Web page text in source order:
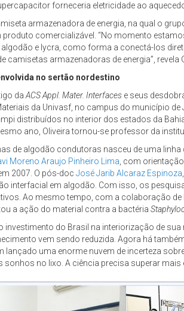
forneceria eletricidade ao
armazenadora de energia, na qual o
produto comercializável. “No momento
e lycra, como forma a conectá-los
camisetas armazenadoras de energia”, revela
no sertão nordestino
da ACS Appl. Mater. Interfaces e seus
da Univasf, no campus do município
distribuídos no interior dos estados da
ano, Oliveira tornou-se professor da
de algodão condutoras nasceu de uma
Moreno Araujo Pinheiro Lima , com
2007. O pós-doc José Jarib Alcaraz Espinoza
interfacial em algodão. Com isso, os
Ao mesmo tempo, com a colaboração de
a ação do material contra a bactéria
investimento do Brasil na interiorização de
vem sendo reduzida. Agora há
lançado uma enorme nuvem de incerteza
sonhos no lixo. A ciência precisa superar mais